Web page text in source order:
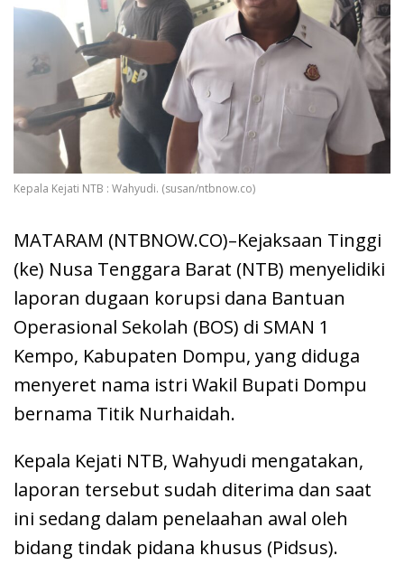
Kepala Kejati NTB : Wahyudi. (susan/ntbnow.co)
MATARAM (NTBNOW.CO)–Kejaksaan Tinggi
(ke) Nusa Tenggara Barat (NTB) menyelidiki
laporan dugaan korupsi dana Bantuan
Operasional Sekolah (BOS) di SMAN 1
Kempo, Kabupaten Dompu, yang diduga
menyeret nama istri Wakil Bupati Dompu
bernama Titik Nurhaidah.
Kepala Kejati NTB, Wahyudi mengatakan,
laporan tersebut sudah diterima dan saat
ini sedang dalam penelaahan awal oleh
bidang tindak pidana khusus (Pidsus).